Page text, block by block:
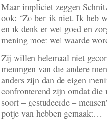
Maar impliciet zeggen
ook: ‘Zo ben ik niet. Ik heb
en ik denk er wel goed en
mening moet wel waarde
Zij willen helemaal niet
meningen van die andere
anders zijn dan de eigen
confronterend zijn omdat die
soort – gestudeerde –
potje van hebben gemaakt…